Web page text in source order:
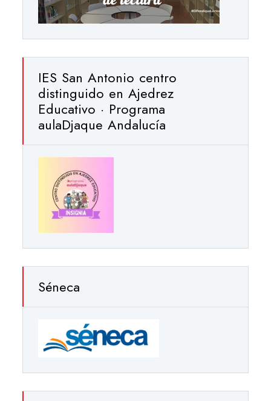
IES San Antonio centro
distinguido en Ajedrez
Educativo · Programa
aulaDjaque Andalucía
Séneca